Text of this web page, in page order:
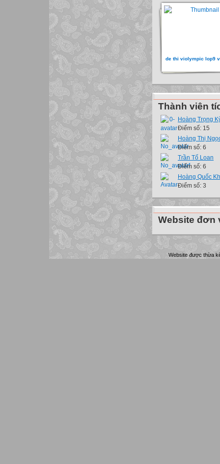
de thi violympic lop9
Thành viên
Hoàng Trọng
Điểm số: 15
Hoàng Thị
Điểm số: 6
Trần Tố Loan
Điểm số: 6
Hoàng Quốc
Điểm số: 3
Website đơn
Website được thừa